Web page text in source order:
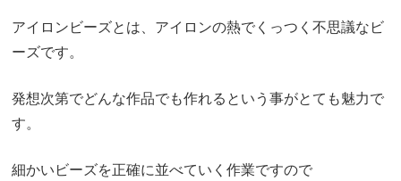
アイロンビーズとは、アイロンの熱でくっつく不思議なビ
ーズです。
発想次第でどんな作品でも作れるという事がとても魅力で
す。
細かいビーズを正確に並べていく作業ですので